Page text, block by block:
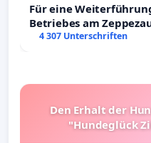
Für eine
Betriebes am
4 307 Unterschriften
Den Erhalt der
"Hundeglück